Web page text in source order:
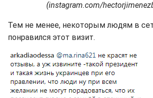
(instagram.com/
Тем не менее, некоторым людям в
понравился этот визит.